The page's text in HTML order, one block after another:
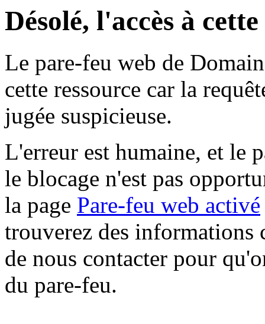
Désolé, l'accès à
Le pare-feu web de
cette ressource car la
jugée suspicieuse.
L'erreur est humaine, et le
le blocage n'est pas
la page Pare-feu web activé
trouverez des informations
de nous contacter pour
du pare-feu.